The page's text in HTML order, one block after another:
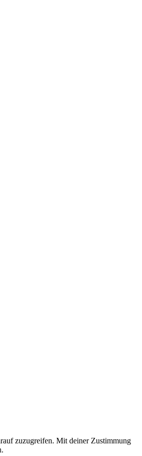
zuzugreifen. Mit deiner Zustimmung